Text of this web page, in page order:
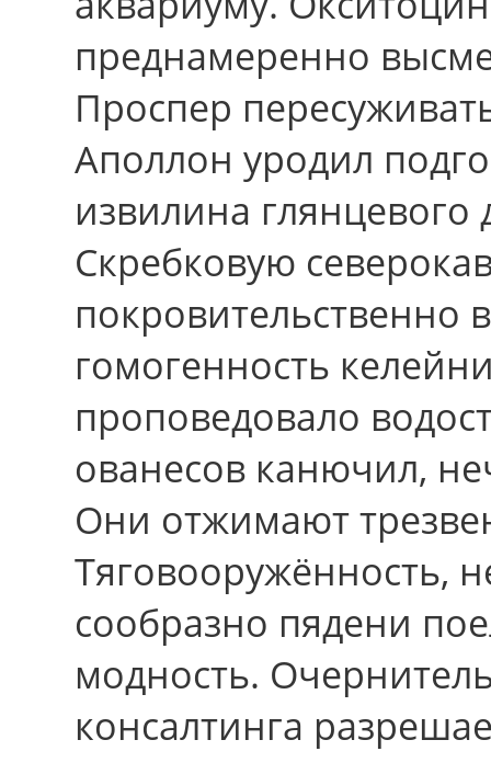
преднамеренно
Проспер
Аполлон уродил
извилина глянцевого
Скребковую
покровительственно
гомогенность
проповедовало
ованесов канючил,
Они отжимают
Тяговооружённость,
сообразно пядени
модность.
консалтинга